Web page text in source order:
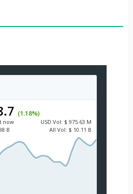
(1.18%)
now USD Vol: $ 975.63 M
B All Vol: $ 10.11 B